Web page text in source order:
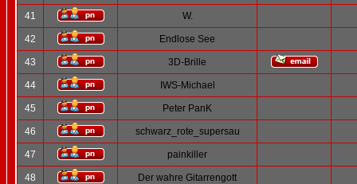
41 W.
42 Endlose See
43 3D-Brille
44 IWS-Michael
45 Peter PanK
46 schwarz_rote_supersau
47 painkiller
48 Der wahre Gitarrengott